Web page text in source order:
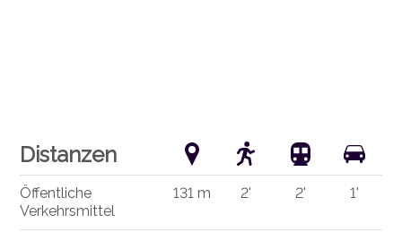
Distanzen
Öffentliche
Verkehrsmittel
131 m 2' 2' 1'